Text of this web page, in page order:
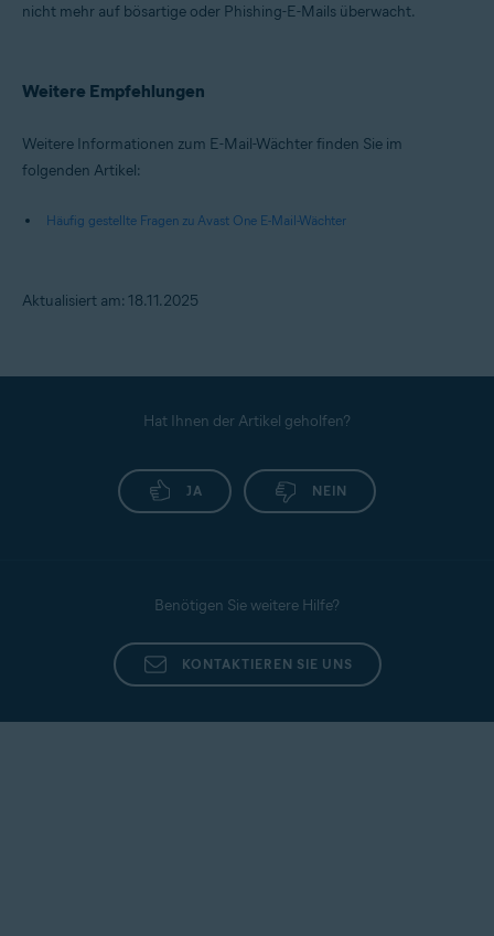
nicht mehr auf bösartige oder Phishing-E-Mails überwacht.
Weitere Empfehlungen
Weitere Informationen zum E-Mail-Wächter finden Sie im
folgenden Artikel:
Häufig gestellte Fragen zu Avast One E-Mail-Wächter
Aktualisiert am: 18.11.2025
Hat Ihnen der Artikel geholfen?
JA NEIN
Benötigen Sie weitere Hilfe?
KONTAKTIEREN SIE UNS